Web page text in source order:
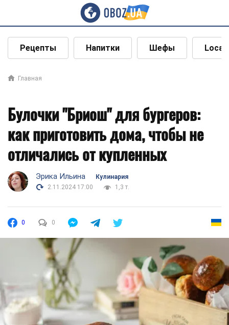
Рецепты Напитки Шефы Local
Главная
Булочки "Бриош" для бургеров:
как приготовить дома, чтобы не
отличались от купленных
Эрика Ильина
Кулинария
2.11.2024 17:00
1,3 т.
0 0